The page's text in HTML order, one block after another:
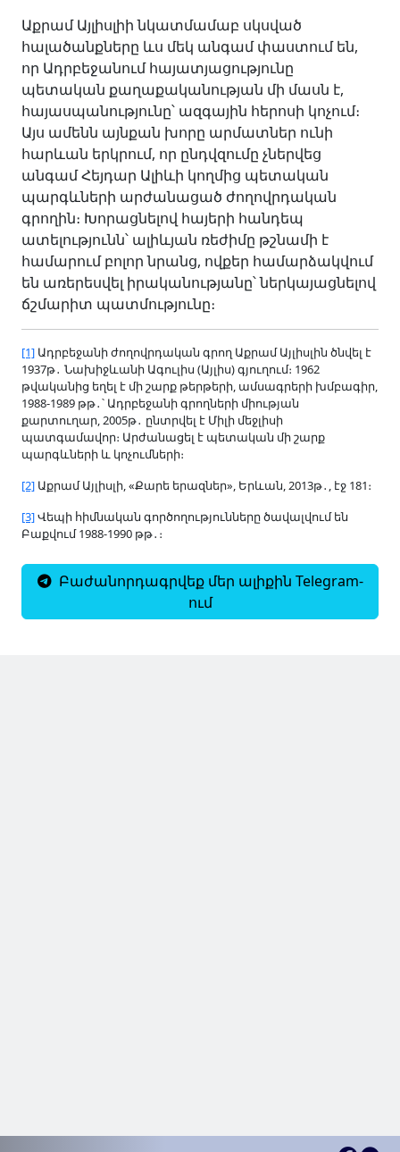
Աքրամ Այլիսլիի նկատմամաբ սկսված
հալածանքները ևս մեկ անգամ փաստում են,
որ Ադրբեջանում հայատյացությունը
պետական քաղաքականության մի մասն է,
հայասպանությունը՝ ազգային հերոսի կոչում։
Այս ամենն այնքան խորը արմատներ ունի
հարևան երկրում, որ ընդվզումը չներվեց
անգամ Հեյդար Ալիևի կողմից պետական
պարգևների արժանացած ժողովրդական
գրողին։ Խորացնելով հայերի հանդեպ
ատելությունն՝ ալիևյան ռեժիմը թշնամի է
համարում բոլոր նրանց, ովքեր համարձակվում
են առերեսվել իրականությանը՝ ներկայացնելով
ճշմարիտ պատմությունը։
[1] Ադրբեջանի ժողովրդական գրող Աքրամ Այլիսլին ծնվել է
1937թ․ Նախիջևանի Ագուլիս (Այլիս) գյուղում։ 1962
թվականից եղել է մի շարք թերթերի, ամսագրերի խմբագիր,
1988-1989 թթ․՝ Ադրբեջանի գրողների միության
քարտուղար, 2005թ․ ընտրվել է Միլի մեջլիսի
պատգամավոր։ Արժանացել է պետական մի շարք
պարգևների և կոչումների։
[2] Աքրամ Այլիսլի, «Քարե երազներ», Երևան, 2013թ․, էջ 181։
[3]Վեպի հիմնական գործողությունները ծավալվում են
Բաքվում 1988-1990 թթ․։
Բաժանորդագրվեք մեր ալիքին Telegram-
ում